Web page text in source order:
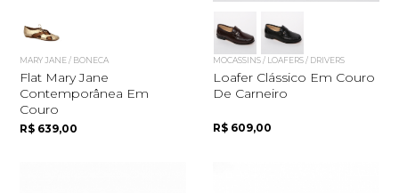
MARY JANE / BONECA
Flat Mary Jane
Contemporânea Em
Couro
R$ 639,00
MOCASSINS / LOAFERS / DRIVERS
Loafer Clássico Em Couro
De Carneiro
R$ 609,00